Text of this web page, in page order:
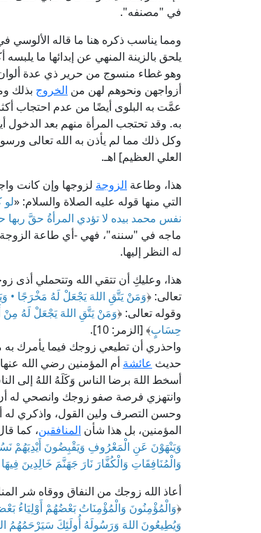
في "مصنفه".
ومما يناسب ذكره هنا ما قاله الألوسي
يلحق بالزينة المنهي عن إبدائها ما
وهو غطاء منسوج من حرير ذي عدة ألوان
أزواجهن ونحوهم لهن من الخروج بذلك
عمَّت به البلوى أيضًا من عدم احتجاب
به. وقد تحتجب المرأة منهم بعد الدخول
وكل ذلك مما لم يأذن به الله تعالى
العلي العظيم] اهـ.
هذا، وطاعة الزوجة لزوجها وإن كانت
التي منها قوله عليه الصلاة والسلام: «لو
نفس محمد بيده لا تؤدي المرأةُ حقَّ
ماجه في "سننه"، فهي -أي طاعة الزوجة
له النظر إليها.
هذا، وعليكِ أن تتقي الله وتتحملي
تعالى: ﴿وَمَنْ يَتَّقِ اللهَ يَجْعَلْ لَهُ مَخْرَجًا
وقوله تعالى: ﴿وَمَنْ يَتَّقِ اللهَ يَجْعَلْ لَهُ مِنْ
حِسَابٍ﴾ [الزمر: 10].
واحذري أن تطيعي زوجك فيما يأمرك به
حديث عائشة أم المؤمنين رضي الله
أسخط اللهَ برضا الناس وَكَلَهُ اللهُ إلى
وانتهزي فرصة صفو زوجك وانصحي له
وحسن التصرف ولين القول، واذكري له
المؤمنين، بل هذا شأن المنافقين، كما
وَيَنْهَوْنَ عَنِ الْمَعْرُوفِ وَيَقْبِضُونَ أَيْدِيَهُمْ
وَالْمُنَافِقَاتِ وَالْكُفَّارَ نَارَ جَهَنَّمَ خَالِدِينَ
أعاذ الله زوجك من النفاق ووقاه شر
﴿وَالْمُؤْمِنُونَ وَالْمُؤْمِنَاتُ بَعْضُهُمْ أَوْلِيَاءُ
وَيُطِيعُونَ اللهَ وَرَسُولَهُ أُولَئِكَ سَيَرْحَمُهُمُ